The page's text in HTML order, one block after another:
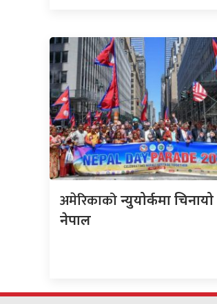
अमेरिकाकोन्युयोर्कमा चिनायो
नेपाल